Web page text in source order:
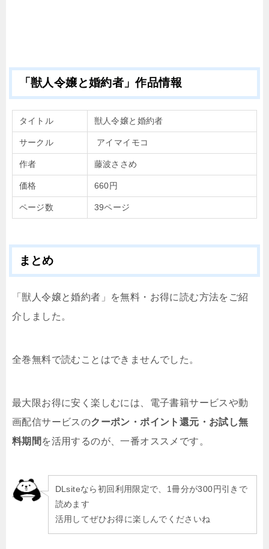
「獣人令嬢と婚約者」作品情報
タイトル 獣人令嬢と婚約者
サークル アイマイモコ
作者 藤波ささめ
価格 660円
ページ数 39ページ
まとめ
「獣人令嬢と婚約者」を無料・お得に読む方法をご紹
介しました。
全巻無料で読むことはできませんでした。
最大限お得に安く楽しむには、電子書籍サービスや動
画配信サービスのクーポン・ポイント還元・お試し無
料期間 を活用するのが、一番オススメです。
DLsiteなら初回利用限定で、1冊分が300円引きで
読めます
活用してぜひお得に楽しんでくださいね